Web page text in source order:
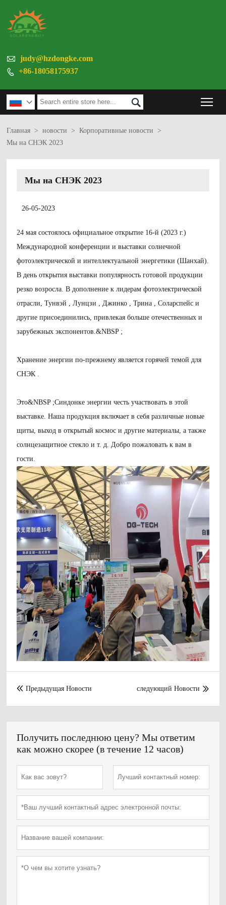
 judy@hzdongke.com
 +86-18058175937
 
Главная > новости > Корпоративные новости
>
Мы на СНЭК 2023
Мы на СНЭК 2023
26-05-2023
24 мая состоялось официальное открытие 16-й (2023 г.)
Международной конференции и выставки солнечной
фотоэлектрической и интеллектуальной энергетики (Шанхай).
В день открытия выставки популярность готовой продукции
резко возросла. В дополнение к лидерам фотоэлектрической
отрасли, Тунвэй , Лунцзи , Джинко , Трина , Соларспейс и
другие присоединились, привлекая больше отечественных и
зарубежных экспонентов.&NBSP ;
Хранение энергии по-прежнему является горячей темой для
СНЭК .
Это&NBSP ;Синдонке энергии честь участвовать в этой
выставке. Наша продукция включает в себя различные новые
щиты, выход в открытый космос и другие материалы, а также
солнцезащитное стекло и т. д. Добро пожаловать к вам в
гости.
 Предыдущая Hовости 
следующий Hовости
Получить последнюю цену? Мы ответим
как можно скорее (в течение 12 часов)